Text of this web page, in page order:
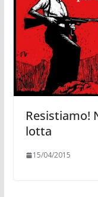
Resistiamo!
lotta
15/04/2015